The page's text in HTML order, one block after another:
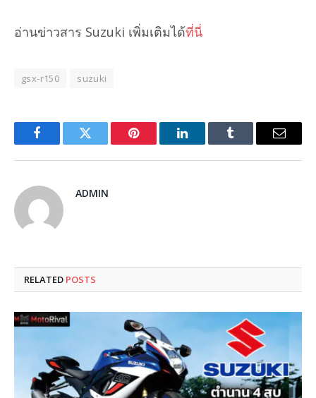
อ่านข่าวสาร Suzuki เพิ่มเติมได้ที่นี่
gsx-r150 suzuki
FacebookTwitter Pinterest LinkedInTumblr Email
ADMIN
RELATED POSTS